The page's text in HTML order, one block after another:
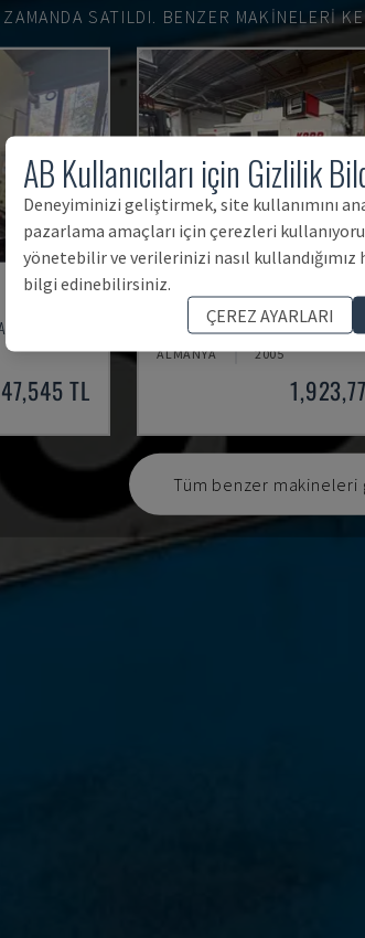
SATILDI. BENZER MAKINELERI
MAKINASI
TL
RNS 55
KAPP - SILINDIRIK TAŞLAMA
ALMANYA 2005
Tüm benzer makineleri
AB Kullanıcıları için Gizlilik
Deneyiminizi geliştirmek, site kullanımını
pazarlama amaçları için çerezleri
yönetebilir ve verilerinizi nasıl kullandığımız
bilgi edinebilirsiniz.
ÇEREZ AYARLARI